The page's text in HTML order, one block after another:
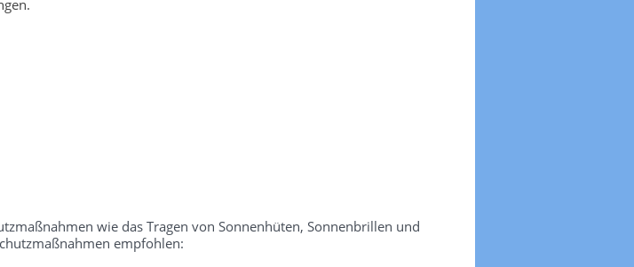
wie das Tragen von Sonnenhüten, Sonnenbrillen und
empfohlen: